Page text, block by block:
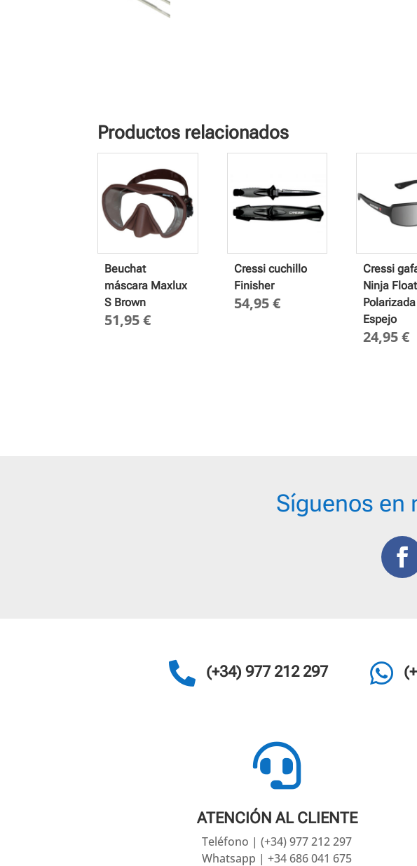
Productos relacionados
Beuchat
máscara Maxlux
S Brown
51,95€
Cressi cuchillo
Finisher
54,95€
Cressi
Ninja
Polarizada
Espejo
24,95€
Síguenos en
 (+34) 977 212 297 

ATENCIÓN AL CLIENTE
Teléfono | (+34) 977 212 297
Whatsapp | +34 686 041 675